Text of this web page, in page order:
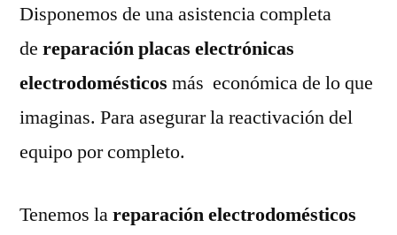
Disponemos de una asistencia completa
de reparación placas electrónicas
electrodomésticos más económica de lo que
imaginas. Para asegurar la reactivación del
equipo por completo.
Tenemos lareparación electrodomésticos